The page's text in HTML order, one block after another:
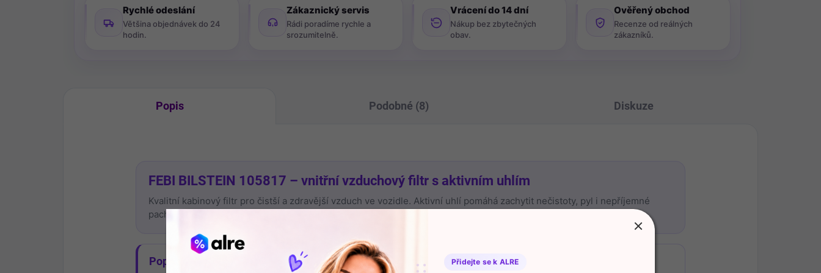
Rychlé odeslání
Většina objednávek do 24
hodin.
Zákaznický servis
Rádi poradíme rychle a
srozumitelně.
Vrácení do 14 dní
Nákup bez zbytečných
obav.
Ověřený obchod
Recenze od reálných
zákazníků.
Popis Podobné (8) Diskuze
FEBI BILSTEIN 105817 – vnitřní vzduchový filtr s aktivním uhlím
Kvalitní kabinový filtr pro čistší a zdravější vzduch ve vozidle. Aktivní uhlí pomáhá zachytit nečistoty, pyl i nepříjemné
pachy.
Popis produktu Přidejte se k ALRE